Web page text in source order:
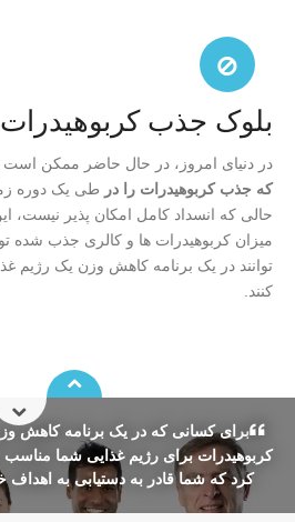
بلوک جذب کربوهیدرات
در دنیای امروز، در حال حاضر ممکن است
که جذب کربوهیدرات را در طی یک دوره
حالی که انسداد کامل امکان پذیر نیست،
میزان کربوهیدرات ها و کالری جذب
توانند در یک برنامه کاهش وزن یک رژیم
کنند.
برای کسانی که در یک برنامه کاهش
کربوهیدرات برای رژیم غذایی شما
کرد که شما قادر به دستیابی به اهداف